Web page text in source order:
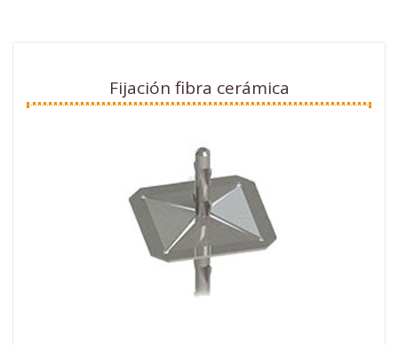
Fijación fibra cerámica